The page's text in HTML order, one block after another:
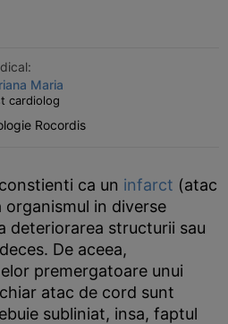
Maria
cardiolog
Rocordis
ca un infarct (atac
in diverse
deteriorarea structurii sau
De aceea,
premergatoare unui
atac de cord sunt
subliniat, insa, faptul